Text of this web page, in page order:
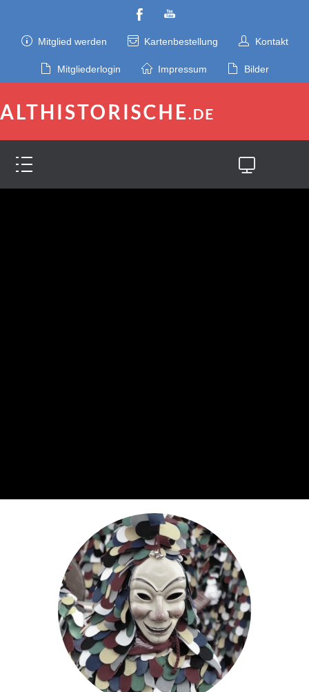
Mitglied werden Kartenbestellung Kontakt
Mitgliederlogin Impressum Bilder